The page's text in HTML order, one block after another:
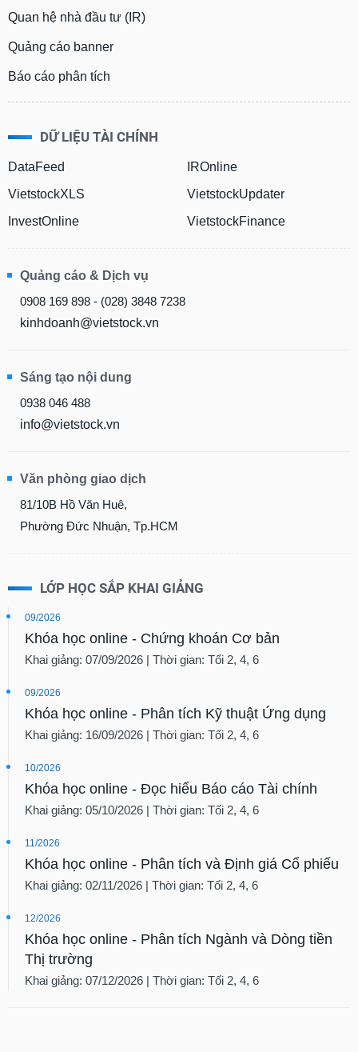
Quan hệ nhà đầu tư (IR)
Quảng cáo banner
Báo cáo phân tích
DỮ LIỆU TÀI CHÍNH
DataFeed
VietstockXLS
InvestOnline
IROnline
VietstockUpdater
VietstockFinance
Quảng cáo & Dịch vụ
0908 169 898 - (028) 3848 7238
kinhdoanh@vietstock.vn
Sáng tạo nội dung
0938 046 488
info@vietstock.vn
Văn phòng giao dịch
81/10B Hồ Văn Huê,
Phường Đức Nhuận, Tp.HCM
LỚP HỌC SẮP KHAI GIẢNG
09/2026
Khóa học online - Chứng khoán Cơ bản
Khai giảng: 07/09/2026 | Thời gian: Tối 2, 4, 6
09/2026
Khóa học online - Phân tích Kỹ thuật Ứng dụng
Khai giảng: 16/09/2026 | Thời gian: Tối 2, 4, 6
10/2026
Khóa học online - Đọc hiểu Báo cáo Tài chính
Khai giảng: 05/10/2026 | Thời gian: Tối 2, 4, 6
11/2026
Khóa học online - Phân tích và Định giá Cổ phiếu
Khai giảng: 02/11/2026 | Thời gian: Tối 2, 4, 6
12/2026
Khóa học online - Phân tích Ngành và Dòng tiền
Thị trường
Khai giảng: 07/12/2026 | Thời gian: Tối 2, 4, 6